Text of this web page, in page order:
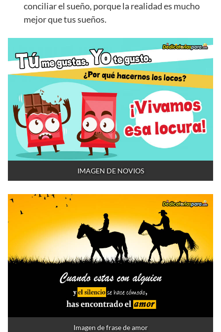
conciliar el sueño, porque la realidad es mucho
mejor que tus sueños.
IMAGEN DE NOVIOS
Imagen de frase de amor